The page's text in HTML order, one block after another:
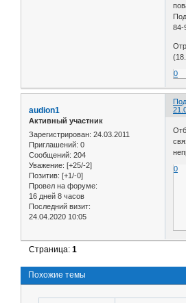
84-
0
audion1
Активный участник
Зарегистрирован: 24.03.2011
Приглашений: 0
Сообщений: 204
Уважение: [+25/-2]
Позитив: [+1/-0]
Провел на форуме:
16 дней 8 часов
Последний визит:
24.04.2020 10:05
0
Страница:1
Похожие темы